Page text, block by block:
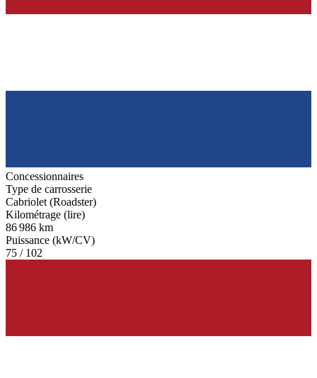
Concessionnaires
Type de carrosserie
Cabriolet (Roadster)
Kilométrage (lire)
86 986 km
Puissance (kW/CV)
75 / 102